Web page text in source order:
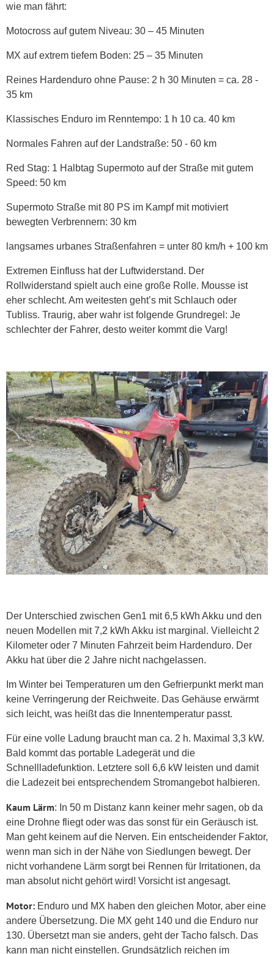
wie man fährt:
Motocross auf gutem Niveau: 30 – 45 Minuten
MX auf extrem tiefem Boden: 25 – 35 Minuten
Reines Hardenduro ohne Pause: 2 h 30 Minuten = ca. 28 -
35 km
Klassisches Enduro im Renntempo: 1 h 10 ca. 40 km
Normales Fahren auf der Landstraße: 50 - 60 km
Red Stag: 1 Halbtag Supermoto auf der Straße mit gutem
Speed: 50 km
Supermoto Straße mit 80 PS im Kampf mit motiviert
bewegten Verbrennern: 30 km
langsames urbanes Straßenfahren = unter 80 km/h + 100 km
Extremen Einfluss hat der Luftwiderstand. Der
Rollwiderstand spielt auch eine große Rolle. Mousse ist
eher schlecht. Am weitesten geht’s mit Schlauch oder
Tubliss. Traurig, aber wahr ist folgende Grundregel: Je
schlechter der Fahrer, desto weiter kommt die Varg!
Der Unterschied zwischen Gen1 mit 6,5 kWh Akku und den
neuen Modellen mit 7,2 kWh Akku ist marginal. Vielleicht 2
Kilometer oder 7 Minuten Fahrzeit beim Hardenduro. Der
Akku hat über die 2 Jahre nicht nachgelassen.
Im Winter bei Temperaturen um den Gefrierpunkt merkt man
keine Verringerung der Reichweite. Das Gehäuse erwärmt
sich leicht, was heißt das die Innentemperatur passt.
Für eine volle Ladung braucht man ca. 2 h. Maximal 3,3 kW.
Bald kommt das portable Ladegerät und die
Schnellladefunktion. Letztere soll 6,6 kW leisten und damit
die Ladezeit bei entsprechendem Stromangebot halbieren.
Kaum Lärm: In 50 m Distanz kann keiner mehr sagen, ob da
eine Drohne fliegt oder was das sonst für ein Geräusch ist.
Man geht keinem auf die Nerven. Ein entscheidender Faktor,
wenn man sich in der Nähe von Siedlungen bewegt. Der
nicht vorhandene Lärm sorgt bei Rennen für Irritationen, da
man absolut nicht gehört wird! Vorsicht ist angesagt.
Motor: Enduro und MX haben den gleichen Motor, aber eine
andere Übersetzung. Die MX geht 140 und die Enduro nur
130. Übersetzt man sie anders, geht der Tacho falsch. Das
kann man nicht einstellen. Grundsätzlich reichen im